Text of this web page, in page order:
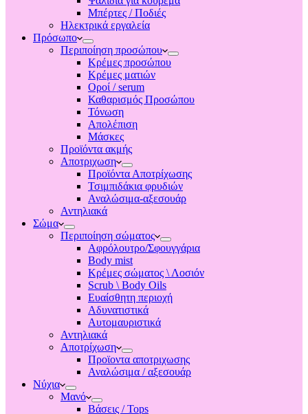
Μπέρτες / Ποδιές
Ηλεκτρικά εργαλεία
Πρόσωπο
Περιποίηση προσώπου
Κρέμες προσώπου
Κρέμες ματιών
Οροί / serum
Καθαρισμός Προσώπου
Τόνωση
Απολέπιση
Μάσκες
Προϊόντα ακμής
Αποτριχωση
Προϊόντα Αποτρίχωσης
Τσιμπιδάκια φρυδιών
Αναλώσιμα-αξεσουάρ
Αντηλιακά
Σώμα
Περιποίηση σώματος
Αφρόλουτρο/Σφουγγάρια
Body mist
Κρέμες σώματος \ Λοσιόν
Scrub \ Body Oils
Ευαίσθητη περιοχή
Αδυνατιστικά
Αυτομαυριστικά
Αντηλιακά
Αποτρίχωση
Προϊοντα αποτριχωσης
Αναλώσιμα / αξεσουάρ
Νύχια
Μανό
Βάσεις / Tops